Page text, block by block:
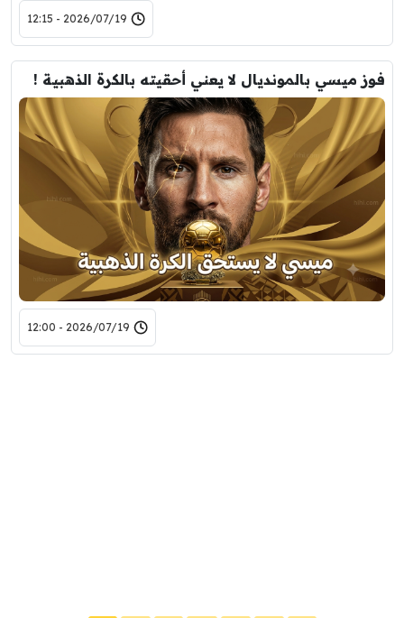
2026/07/19 - 12:15
فوز ميسي بالمونديال لا يعني أحقيته بالكرة الذهبية !
2026/07/19 - 12:00